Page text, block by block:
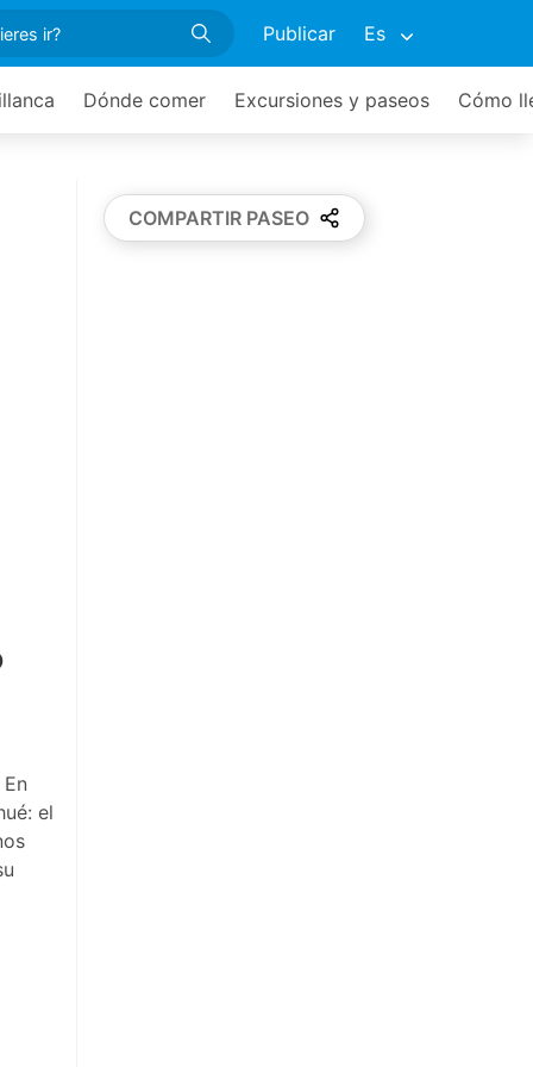
Publicar Es
Dónde comer Excursiones y paseos Cómo
el
COMPARTIR PASEO